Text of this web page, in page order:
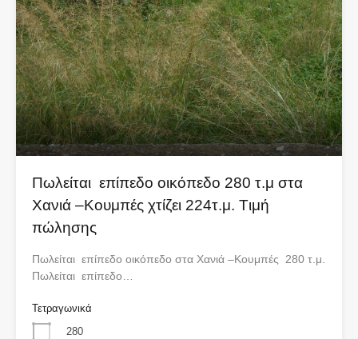
Πωλείται επίπεδο οικόπεδο 280 τ.μ στα
Χανιά –Κουμπές χτίζει 224τ.μ. Tιμή
πώλησης
Πωλείται επίπεδο οικόπεδο στα Χανιά –Κουμπές 280 τ.μ.
Πωλείται επίπεδο…
Τετραγωνικά
280